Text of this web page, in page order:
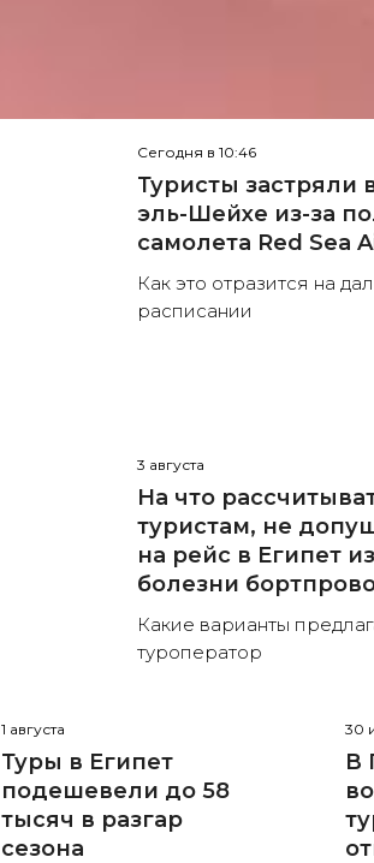
Сегодня в 10:46
Туристы застряли
эль-Шейхе из-за
самолета Red Sea
Как это отразится на
расписании
3 августа
На что
туристам, не
на рейс в Египет
болезни
Какие варианты
туроператор
1 августа
Туры в Египет
подешевели до 58
тысяч в разгар
сезона
30
В